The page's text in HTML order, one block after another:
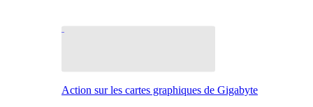
Action sur les cartes graphiques de Gigabyte